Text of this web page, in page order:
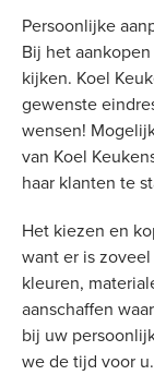
Persoonlijke
Bij het
kijken. Koel
gewenste
wensen!
van Koel
haar klanten te
Het kiezen en
want er is
kleuren,
aanschaffen
bij uw
we de tijd voor u.